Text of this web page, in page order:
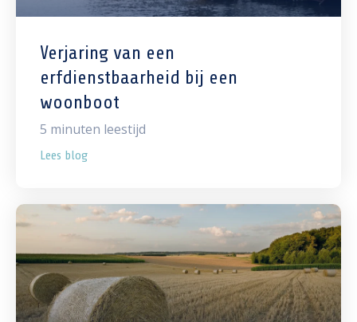
Verjaring van een
erfdienstbaarheid bij een
woonboot
5 minuten leestijd
Lees blog